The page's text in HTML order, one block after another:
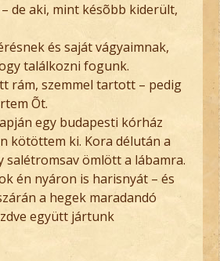
de aki, mint késõbb kiderült,
és saját vágyaimnak,
találkozni fogunk.
rám, szemmel tartott – pedig
Õt.
egy budapesti kórház
kötöttem ki. Kora délután a
salétromsav ömlött a lábamra.
én nyáron is harisnyát – és
a hegek maradandó
együtt jártunk